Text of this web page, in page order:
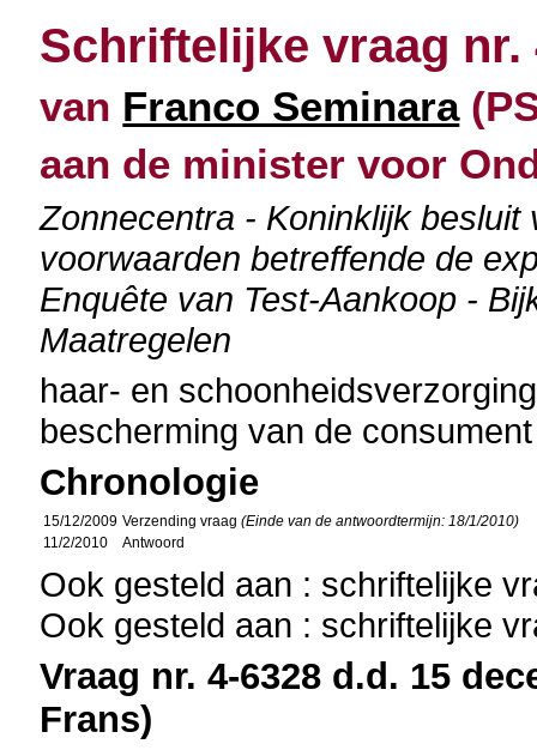
Schriftelijke vraag nr.
van Franco Seminara
aan de minister voor
Zonnecentra - Koninklijk
voorwaarden betreffende de
Enquête van Test-Aankoop -
Maatregelen
haar- en schoonheidsverzorging
bescherming van de consument
Chronologie
15/12/2009 Verzending vraag(Einde van de antwoordtermijn: 18/1/2010)
11/2/2010
Antwoord
Ook gesteld aan : schriftelijke
Ook gesteld aan : schriftelijke
Vraag nr. 4-6328 d.d. 15
Frans)